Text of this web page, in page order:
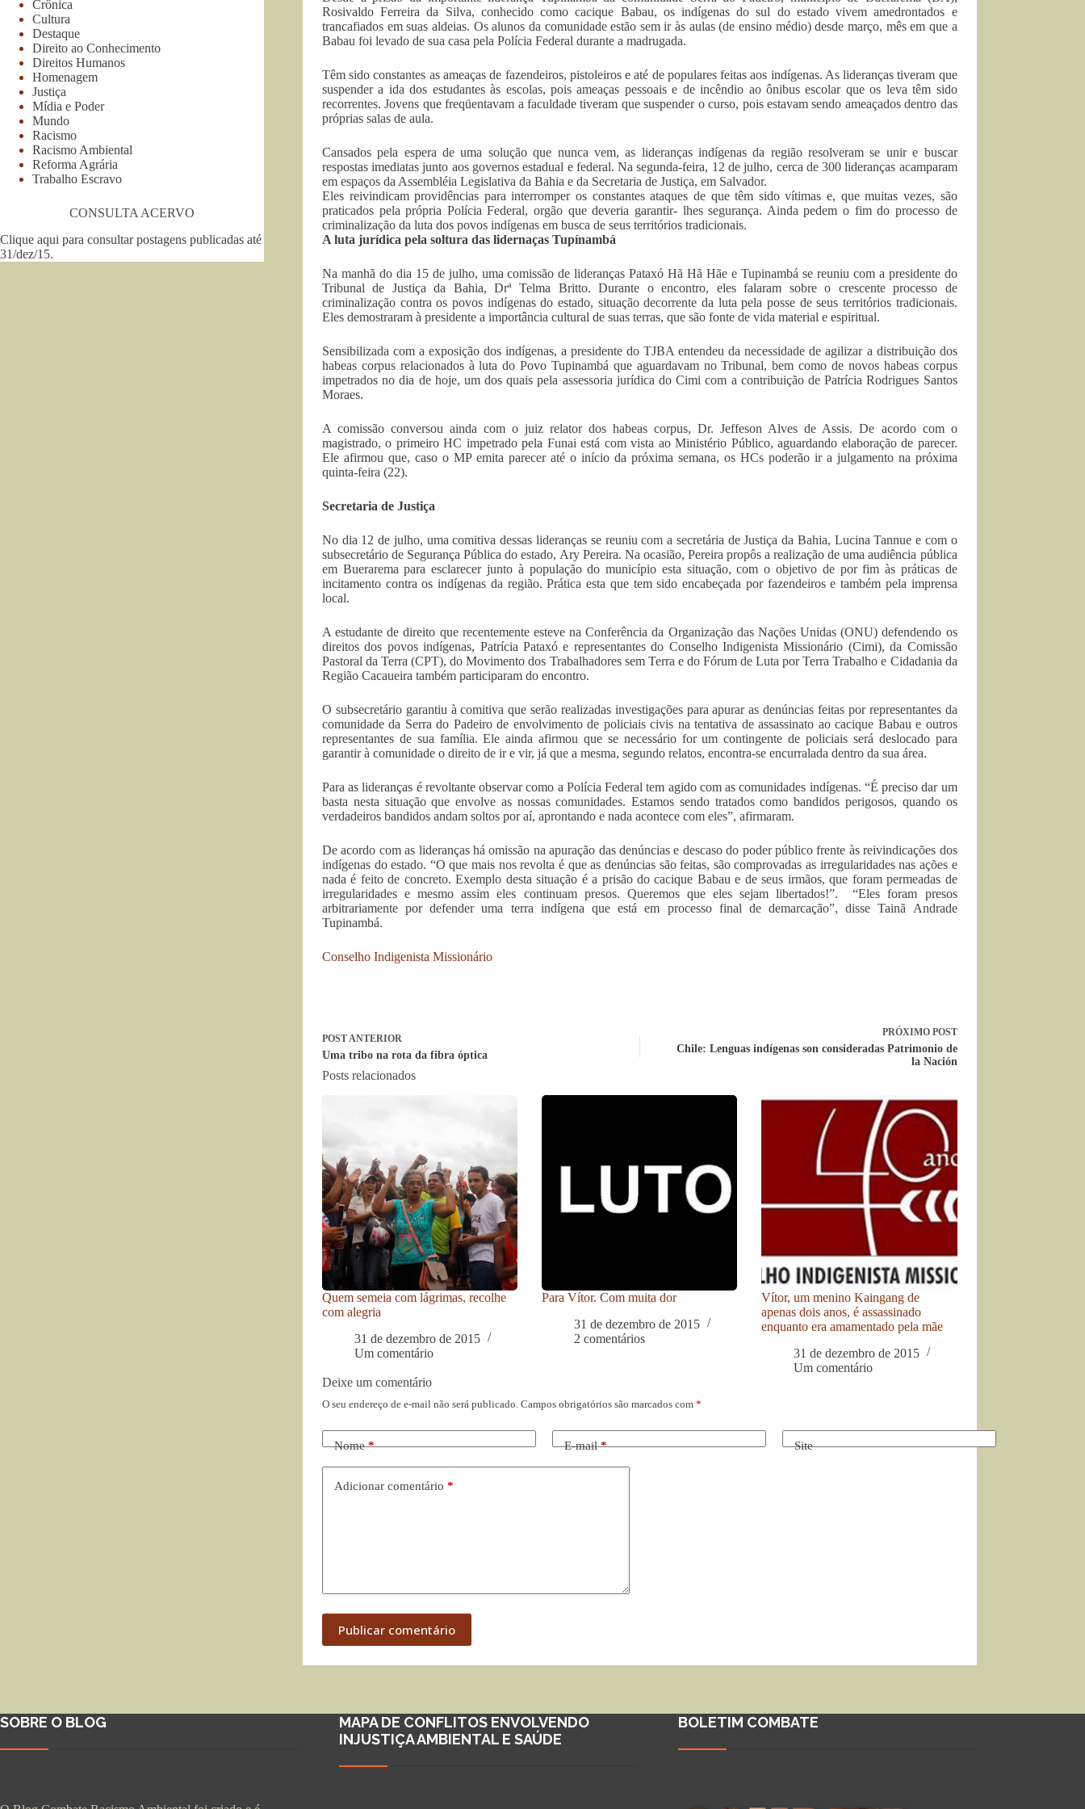
Rosivaldo Ferreira da Silva, conhecido como cacique Babau, os indígenas do sul do estado vivem amedrontados e
trancafiados em suas aldeias. Os alunos da comunidade estão sem ir às aulas (de ensino médio) desde março, mês em que a
Babau foi levado de sua casa pela Polícia Federal durante a madrugada.
Têm sido constantes as ameaças de fazendeiros, pistoleiros e até de populares feitas aos indígenas. As lideranças tiveram que
suspender a ida dos estudantes às escolas, pois ameaças pessoais e de incêndio ao ônibus escolar que os leva têm sido
recorrentes. Jovens que freqüentavam a faculdade tiveram que suspender o curso, pois estavam sendo ameaçados dentro das
próprias salas de aula.
Cansados pela espera de uma solução que nunca vem, as lideranças indígenas da região resolveram se unir e buscar
respostas imediatas junto aos governos estadual e federal. Na segunda-feira, 12 de julho, cerca de 300 lideranças acamparam
em espaços da Assembléia Legislativa da Bahia e da Secretaria de Justiça, em Salvador.
Eles reivindicam providências para interromper os constantes ataques de que têm sido vítimas e, que muitas vezes, são
praticados pela própria Polícia Federal, orgão que deveria garantir- lhes segurança. Ainda pedem o fim do processo de
criminalização da luta dos povos indígenas em busca de seus territórios tradicionais.
A luta jurídica pela soltura das lidernaças Tupínambá
Na manhã do dia 15 de julho, uma comissão de lideranças Pataxó Hã Hã Hãe e Tupinambá se reuniu com a presidente do
Tribunal de Justiça da Bahia, Drª Telma Britto. Durante o encontro, eles falaram sobre o crescente processo de
criminalização contra os povos indígenas do estado, situação decorrente da luta pela posse de seus territórios tradicionais.
Eles demostraram à presidente a importância cultural de suas terras, que são fonte de vida material e espiritual.
Sensibilizada com a exposição dos indígenas, a presidente do TJBA entendeu da necessidade de agilizar a distribuição dos
habeas corpus relacionados à luta do Povo Tupinambá que aguardavam no Tribunal, bem como de novos habeas corpus
impetrados no dia de hoje, um dos quais pela assessoria jurídica do Cimi com a contribuição de Patrícia Rodrigues Santos
Moraes.
A comissão conversou ainda com o juiz relator dos habeas corpus, Dr. Jeffeson Alves de Assis. De acordo com o
magistrado, o primeiro HC impetrado pela Funai está com vista ao Ministério Público, aguardando elaboração de parecer.
Ele afirmou que, caso o MP emita parecer até o início da próxima semana, os HCs poderão ir a julgamento na próxima
quinta-feira (22).
Secretaria de Justiça
No dia 12 de julho, uma comitiva dessas lideranças se reuniu com a secretária de Justiça da Bahia, Lucina Tannue e com o
subsecretário de Segurança Pública do estado, Ary Pereira. Na ocasião, Pereira propôs a realização de uma audiência pública
em Buerarema para esclarecer junto à população do município esta situação, com o objetivo de por fim às práticas de
incitamento contra os indígenas da região. Prática esta que tem sido encabeçada por fazendeiros e também pela imprensa
local.
A estudante de direito que recentemente esteve na Conferência da Organização das Nações Unidas (ONU) defendendo os
direitos dos povos indígenas, Patrícia Pataxó e representantes do Conselho Indigenista Missionário (Cimi), da Comissão
Pastoral da Terra (CPT), do Movimento dos Trabalhadores sem Terra e do Fórum de Luta por Terra Trabalho e Cidadania da
Região Cacaueira também participaram do encontro.
O subsecretário garantiu à comitiva que serão realizadas investigações para apurar as denúncias feitas por representantes da
comunidade da Serra do Padeiro de envolvimento de policiais civis na tentativa de assassinato ao cacique Babau e outros
representantes de sua família. Ele ainda afirmou que se necessário for um contingente de policiais será deslocado para
garantir à comunidade o direito de ir e vir, já que a mesma, segundo relatos, encontra-se encurralada dentro da sua área.
Para as lideranças é revoltante observar como a Polícia Federal tem agido com as comunidades indígenas. “É preciso dar um
basta nesta situação que envolve as nossas comunidades. Estamos sendo tratados como bandidos perigosos, quando os
verdadeiros bandidos andam soltos por aí, aprontando e nada acontece com eles”, afirmaram.
De acordo com as lideranças há omissão na apuração das denúncias e descaso do poder público frente às reivindicações dos
indígenas do estado. “O que mais nos revolta é que as denúncias são feitas, são comprovadas as irregularidades nas ações e
nada é feito de concreto. Exemplo desta situação é a prisão do cacique Babau e de seus irmãos, que foram permeadas de
irregularidades e mesmo assim eles continuam presos. Queremos que eles sejam libertados!”. “Eles foram presos
arbitrariamente por defender uma terra indígena que está em processo final de demarcação”, disse Tainã Andrade
Tupinambá.
Conselho Indigenista Missionário
POSTANTERIOR
Uma tribo na rota da fibra óptica
PRÓXIMO POST
Chile: Lenguas indígenas son consideradas Patrimonio de
la Nación
Posts relacionados
Quem semeia com lágrimas, recolhe
com alegria
31 de dezembro de 2015
Um comentário
Para Vítor. Com muita dor
31 de dezembro de 2015
2 comentários
Vítor, um menino Kaingang de
apenas dois anos, é assassinado
enquanto era amamentado pela mãe
31 de dezembro de 2015
Um comentário
Deixe um comentário
O seu endereço de e-mail não será publicado. Campos obrigatórios são marcados com *
Nome* E-mail* Site
Adicionar comentário *
Publicar comentário
Crônica
Cultura
Destaque
Direito ao Conhecimento
Direitos Humanos
Homenagem
Justiça
Mídia e Poder
Mundo
Racismo
Racismo Ambiental
Reforma Agrária
Trabalho Escravo
CONSULTA ACERVO
Clique aqui para consultar postagens publicadas até
31/dez/15.
SOBRE O BLOG
MAPA DE CONFLITOS ENVOLVENDO
INJUSTIÇA AMBIENTAL E SAÚDE
BOLETIM COMBATE